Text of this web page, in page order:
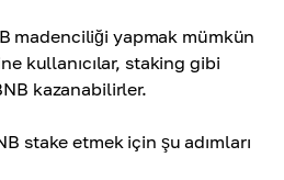
madenciliği yapmak mümkün
kullanıcılar, staking gibi
kazanabilirler.
stake etmek için şu adımları